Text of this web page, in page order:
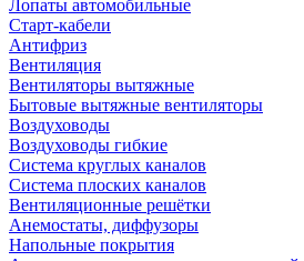
Лопаты автомобильные
Старт-кабели
Антифриз
Вентиляция
Вентиляторы вытяжные
Бытовые вытяжные вентиляторы
Воздуховоды
Воздуховоды гибкие
Система круглых каналов
Система плоских каналов
Вентиляционные решётки
Анемостаты, диффузоры
Напольные покрытия